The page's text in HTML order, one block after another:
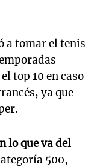
a tomar el tenis
top 10 en caso
ya que
lo que va del
500,